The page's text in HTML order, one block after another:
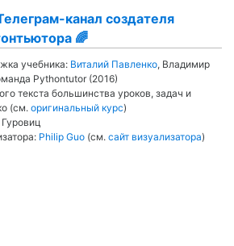
канал создателя
🌈
учебника: Виталий Павленко, Владимир
Pythontutor (2016)
текста большинства уроков, задач и
(см. оригинальный курс)
Philip Guo (см. сайт визуализатора)